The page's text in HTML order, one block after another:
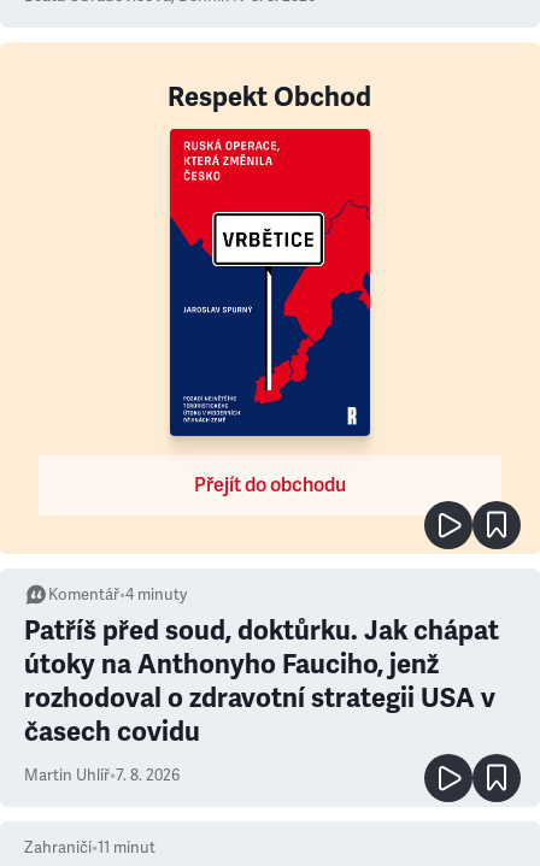
Respekt Obchod
Přejít do obchodu
Komentář•4 minuty
Patříš před soud, doktůrku. Jak chápat
útoky na Anthonyho Fauciho, jenž
rozhodoval o zdravotní strategii USA v
časech covidu
Martin Uhlíř•7. 8. 2026
Zahraničí•11 minut